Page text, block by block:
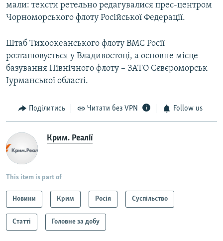
мали: тексти ретельно редагувалися прес-центром
Чорноморського флоту Російської Федерації.
Штаб Тихоокеанського флоту ВМС Росії
розташовується у Владивостоці, а основне місце
базування Північного флоту – ЗАТО Сєвєроморськ
Іурманської області.
Поділитись Читати без VPN Follow us
Крим. Реалії
This item is part of
Новини Крим Росія Суспільство
Статті Головне за добу